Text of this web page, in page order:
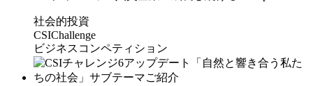
社会的投資
CSIChallenge
ビジネスコンペティション